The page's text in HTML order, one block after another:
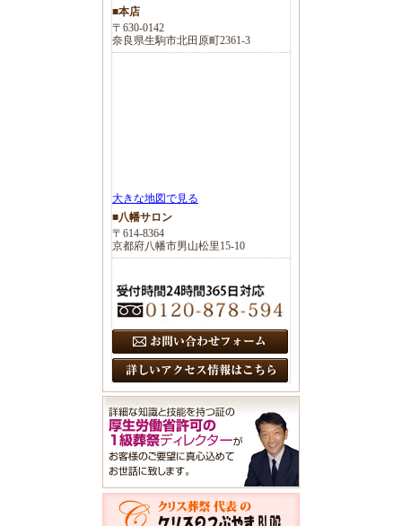
■本店
〒630-0142
奈良県生駒市北田原町2361-3
大きな地図で見る
■八幡サロン
〒614-8364
京都府八幡市男山松里15-10